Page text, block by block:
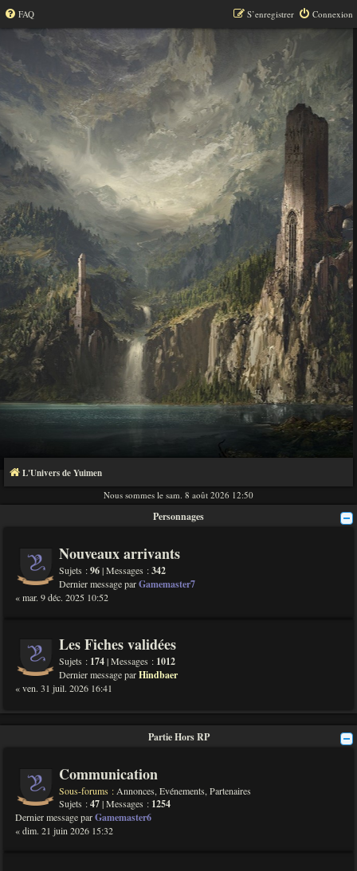
FAQ Connexion
S’enregistrer
L'Univers de Yuimen
Nous sommes le sam. 8 août 2026 12:50
Personnages
Nouveaux arrivants
Sujets :96| Messages :342
Dernier message parGamemaster7
« mar. 9 déc. 2025 10:52
Les Fiches validées
Sujets : 174| Messages : 1012
Dernier message parHindbaer
« ven. 31 juil. 2026 16:41
Partie Hors RP
Communication
Sous-forums : Annonces, Evénements, Partenaires
Sujets :47| Messages : 1254
Dernier message parGamemaster6
« dim. 21 juin 2026 15:32